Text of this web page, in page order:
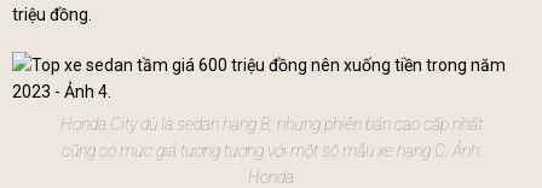
triệu đồng.
Honda City dù là sedan hạng B, nhưng phiên bản cao cấp nhất
cũng có mức giá tương tương với một số mẫu xe hạng C. Ảnh:
Honda